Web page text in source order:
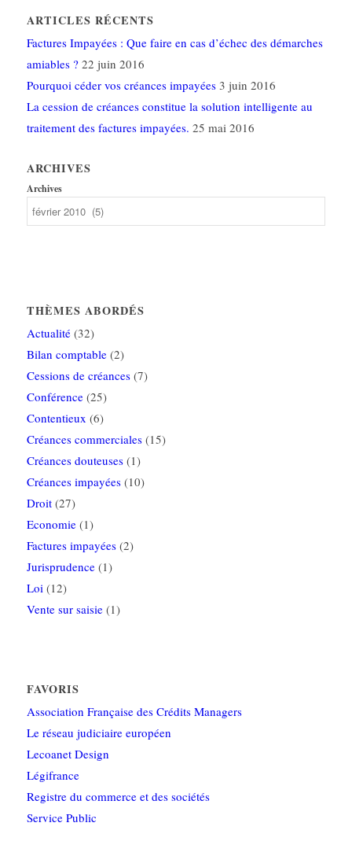
ARTICLES RÉCENTS
Factures Impayées : Que faire en cas d’échec des démarches
amiables ? 22 juin 2016
Pourquoi céder vos créances impayées 3 juin 2016
La cession de créances constitue la solution intelligente au
traitement des factures impayées. 25 mai 2016
ARCHIVES
Archives
THÈMES ABORDÉS
Actualité(32)
Bilan comptable(2)
Cessions de créances(7)
Conférence(25)
Contentieux (6)
Créances commerciales(15)
Créances douteuses(1)
Créances impayées(10)
Droit(27)
Economie(1)
Factures impayées(2)
Jurisprudence(1)
Loi (12)
Vente sur saisie(1)
FAVORIS
Association Française des Crédits Managers
Le réseau judiciaire européen
Lecoanet Design
Légifrance
Registre du commerce et des sociétés
Service Public